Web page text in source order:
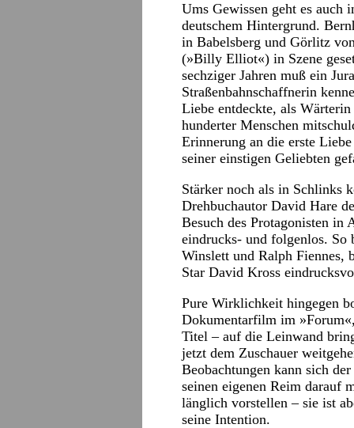
Ums Gewissen geht es auch
deutschem Hintergrund.
in Babelsberg und Görlitz
(»Billy Elliot«) in Szene
sechziger Jahren muß ein
Straßenbahnschaffnerin
Liebe entdeckte, als
hunderter Menschen
Erinnerung an die erste
seiner einstigen Geliebten
Stärker noch als in Schlinks
Drehbuchautor David Hare
Besuch des Protagonisten
eindrucks- und folgenlos. So
Winslett und Ralph Fiennes,
Star David Kross
Pure Wirklichkeit hingegen
Dokumentarfilm im
Titel – auf die Leinwand
jetzt dem Zuschauer
Beobachtungen kann sich
seinen eigenen Reim darauf
länglich vorstellen – sie ist
seine Intention.